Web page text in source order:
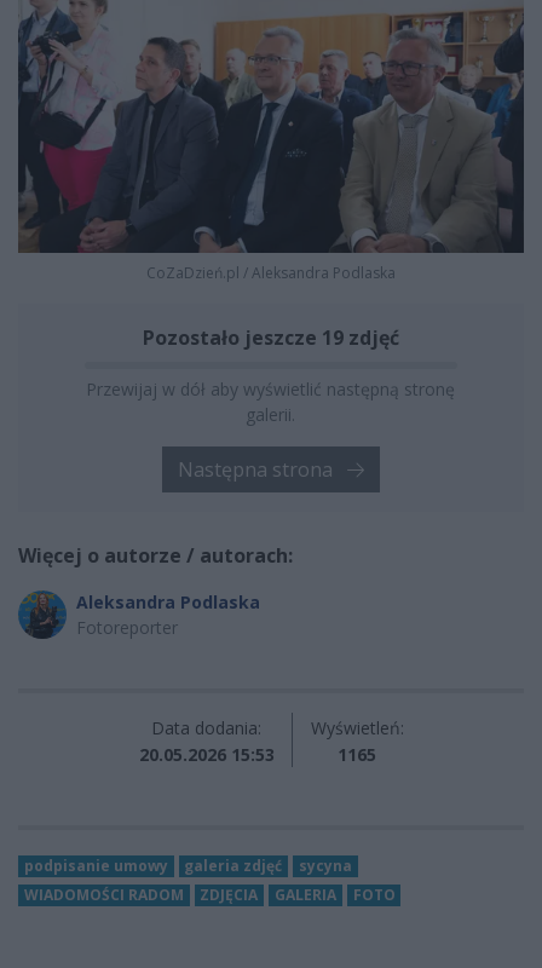
CoZaDzień.pl /Aleksandra Podlaska
Pozostało jeszcze 19 zdjęć
Przewijaj w dół aby wyświetlić następną stronę
galerii.
Następna strona
Więcej o autorze / autorach:
Aleksandra Podlaska
Fotoreporter
Data dodania:
20.05.2026 15:53
Wyświetleń:
1165
podpisanie umowy galeria zdjęć
sycyna
WIADOMOŚCI RADOM
ZDJĘCIA GALERIA FOTO